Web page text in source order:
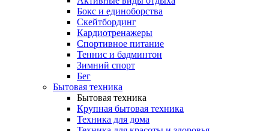
Бокс и единоборства
Скейтбординг
Кардиотренажеры
Спортивное питание
Теннис и бадминтон
Зимний спорт
Бег
Бытовая техника
Бытовая техника
Крупная бытовая техника
Техника для дома